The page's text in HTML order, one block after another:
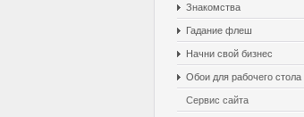
Знакомства
Гадание флеш
Начни свой бизнес
Обои для рабочего стола
Сервис сайта